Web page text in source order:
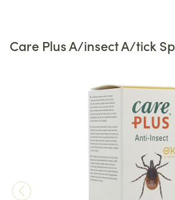
Care Plus A/insect A/tick